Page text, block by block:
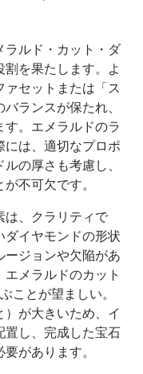
ルド・カット・ダ
を果たします。よ
ァセットまたは「ス
ランスが保たれ、
。エメラルドのラ
は、適切なプロポ
の厚さも考慮し、
不可欠です。
は、クラリティで
イヤモンドの形状
ジョンや欠陥があ
メラルドのカット
ことが望ましい。
が大きいため、イ
置し、完成した宝石
があります。